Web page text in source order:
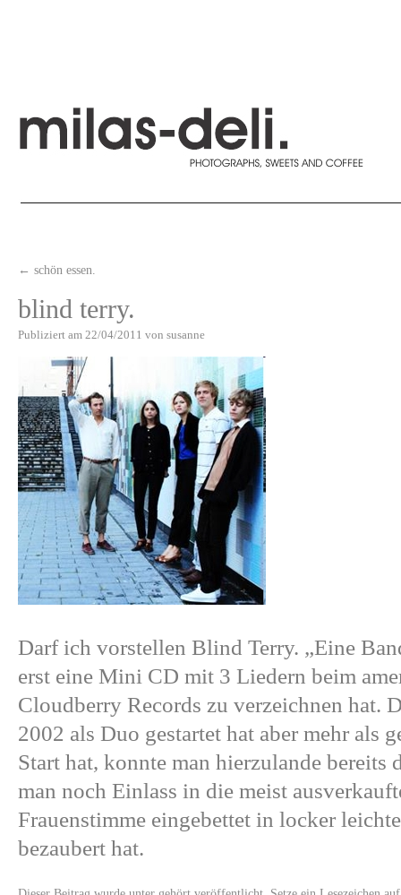
← schön essen.
blind terry.
Publiziert am 22/04/2011 von susanne
Darf ich vorstellen Blind Terry. „Eine
erst eine Mini CD mit 3 Liedern beim
Cloudberry Records zu verzeichnen hat.
2002 als Duo gestartet hat aber mehr als
Start hat, konnte man hierzulande bereits
man noch Einlass in die meist
Frauenstimme eingebettet in locker
bezaubert hat.